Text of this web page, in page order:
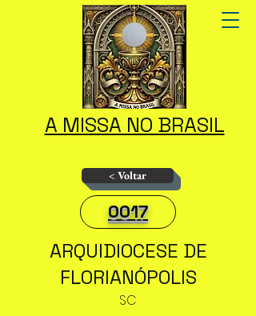
A MISSA NO BRASIL
< Voltar
0017
ARQUIDIOCESE DE
FLORIANÓPOLIS
SC